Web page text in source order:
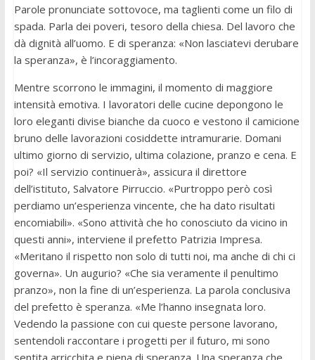
Parole pronunciate sottovoce, ma taglienti come un filo di
spada. Parla dei poveri, tesoro della chiesa. Del lavoro che
dà dignità all’uomo. E di speranza: «Non lasciatevi derubare
la speranza», è l’incoraggiamento.
Mentre scorrono le immagini, il momento di maggiore
intensità emotiva. I lavoratori delle cucine depongono le
loro eleganti divise bianche da cuoco e vestono il camicione
bruno delle lavorazioni cosiddette intramurarie. Domani
ultimo giorno di servizio, ultima colazione, pranzo e cena. E
poi? «Il servizio continuerà», assicura il direttore
dell’istituto, Salvatore Pirruccio. «Purtroppo però così
perdiamo un’esperienza vincente, che ha dato risultati
encomiabili». «Sono attività che ho conosciuto da vicino in
questi anni», interviene il prefetto Patrizia Impresa.
«Meritano il rispetto non solo di tutti noi, ma anche di chi ci
governa». Un augurio? «Che sia veramente il penultimo
pranzo», non la fine di un’esperienza. La parola conclusiva
del prefetto è speranza. «Me l’hanno insegnata loro.
Vedendo la passione con cui queste persone lavorano,
sentendoli raccontare i progetti per il futuro, mi sono
sentita arricchita e piena di speranza. Una speranza che